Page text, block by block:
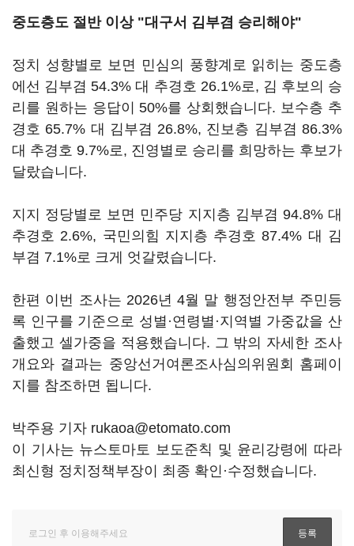
중도층도 절반 이상 "대구서 김부겸 승리해야"
정치 성향별로 보면 민심의 풍향계로 읽히는 중도층
에선 김부겸 54.3% 대 추경호 26.1%로, 김 후보의 승
리를 원하는 응답이 50%를 상회했습니다. 보수층 추
경호 65.7% 대 김부겸 26.8%, 진보층 김부겸 86.3%
대 추경호 9.7%로, 진영별로 승리를 희망하는 후보가
달랐습니다.
지지 정당별로 보면 민주당 지지층 김부겸 94.8% 대
추경호 2.6%, 국민의힘 지지층 추경호 87.4% 대 김
부겸 7.1%로 크게 엇갈렸습니다.
한편 이번 조사는 2026년 4월 말 행정안전부 주민등
록 인구를 기준으로 성별·연령별·지역별 가중값을 산
출했고 셀가중을 적용했습니다. 그 밖의 자세한 조사
개요와 결과는 중앙선거여론조사심의위원회 홈페이
지를 참조하면 됩니다.
박주용 기자 rukaoa@etomato.com
이 기사는 뉴스토마토 보도준칙 및 윤리강령에 따라
최신형 정치정책부장이 최종 확인·수정했습니다.